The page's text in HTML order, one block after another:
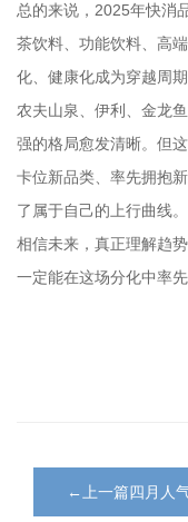
总的来说，2025年快消
茶饮料、功能饮料、高
化、健康化成为穿越周期
农夫山泉、伊利、金龙
强的格局愈发清晰。但
卡位新品类、率先拥抱
了属于自己的上行曲线。
相信未来，真正理解趋
一定能在这场分化中率
←上一篇四月人